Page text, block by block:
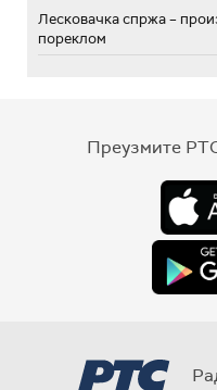
Лесковачка спржа –
пореклом
Преузмите